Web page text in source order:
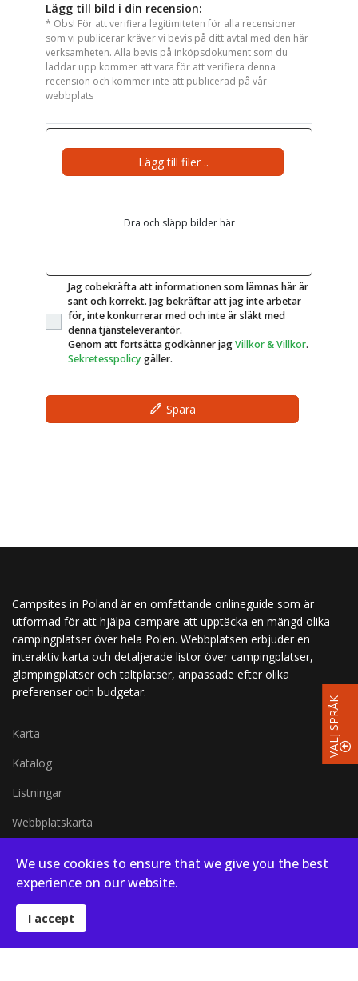
VÄLJ SPRÅK
Lägg till bild i din recension:
* Obs! För att verifiera legitimiteten för alla recensioner
som vi publicerar kräver vi bevis på ditt avtal med den här
verksamheten. Alla bevis på inköpsdokument som du
laddar upp kommer att vara för att verifiera denna
recension och kommer inte att publicerad på vår
webbplats
Lägg till filer ..
Dra och släpp bilder här
Jag cobekräfta att informationen som lämnas här är
sant och korrekt. Jag bekräftar att jag inte arbetar
för, inte konkurrerar med och inte är släkt med
denna tjänsteleverantör.
Genom att fortsätta godkänner jagVillkor & Villkor.
Sekretesspolicygäller.
Spara
Campsites in Poland är en omfattande onlineguide som är
utformad för att hjälpa campare att upptäcka en mängd olika
campingplatser över hela Polen. Webbplatsen erbjuder en
interaktiv karta och detaljerade listor över campingplatser,
glampingplatser och tältplatser, anpassade efter olika
preferenser och budgetar.
Karta
Katalog
Listningar
Webbplatskarta
Blogg
We use cookies to ensure that we give you the best
experience on our website.
I accept